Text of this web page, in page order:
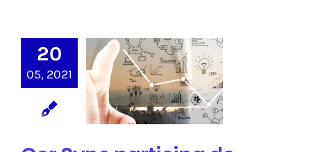
20
05, 2021
Cor.Sync
participa do
lançamento do
programa Portal
Empreendedor
Saber Conecta